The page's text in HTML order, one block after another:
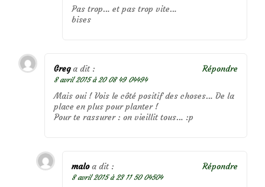
Pas trop… et pas trop vite…
bises
Greg a dit :
8 avril 2015 à 20 08 49 04494
Mais oui ! Vois le côté positif des choses… De la
place en plus pour planter !
Pour te rassurer : on vieillit tous… :p
Répondre
malo a dit :
8 avril 2015 à 23 11 50 04504
Répondre